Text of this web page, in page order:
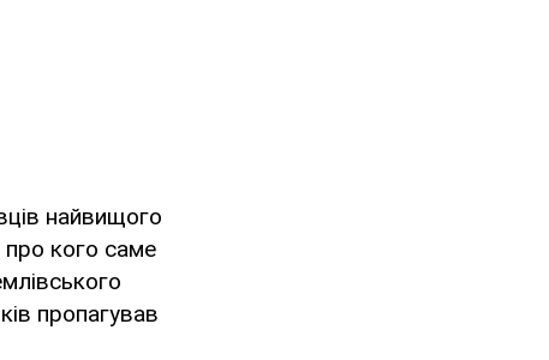
найвищого
про кого саме
пропагував